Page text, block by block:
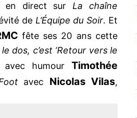
en direct surLa chaîne
de L’Équipe du Soir. Et
fête ses 20 ans cette
dos, c’est ‘Retour vers le
humourTimothée
avec Nicolas Vilas,